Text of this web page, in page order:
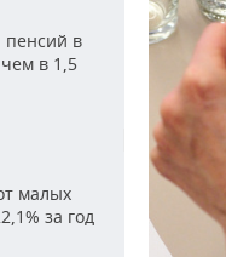
пенсий в
в 1,5
малых
за год